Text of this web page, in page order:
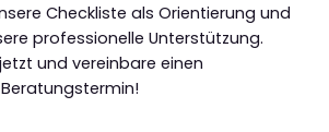
Checkliste als Orientierung und
professionelle Unterstützung.
und vereinbare einen